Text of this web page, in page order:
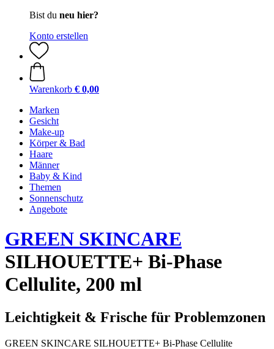
Bist du neu hier?
Konto erstellen
Warenkorb € 0,00
Marken
Gesicht
Make-up
Körper & Bad
Haare
Männer
Baby & Kind
Themen
Sonnenschutz
Angebote
GREEN SKINCARE
SILHOUETTE+ Bi-Phase
Cellulite, 200 ml
Leichtigkeit & Frische für Problemzonen
GREEN SKINCARE SILHOUETTE+ Bi-Phase Cellulite